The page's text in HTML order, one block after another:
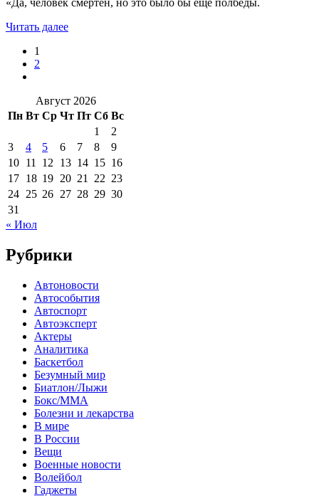
«Да, человек смертен, но это было бы ещё полбеды.
Читать далее
1
2
Август 2026
Пн Вт Ср Чт Пт Сб Вс
1
2
3
4 5 6 7 8
9
10 11 12 13 14 15 16
17 18 19 20 21 22 23
24 25 26 27 28 29 30
31
« Июл
Рубрики
Автоновости
Автособытия
Автоспорт
Автоэксперт
Актеры
Аналитика
Баскетбол
Безумный мир
Биатлон/Лыжи
Бокс/MMA
Болезни и лекарства
В мире
В России
Вещи
Военные новости
Волейбол
Гаджеты